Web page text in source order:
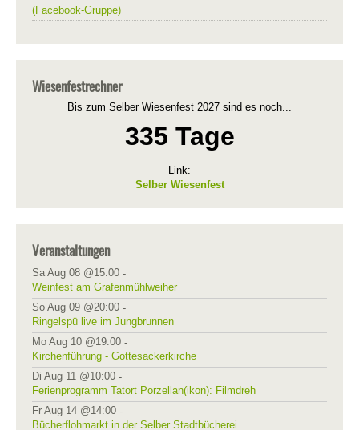
(Facebook-Gruppe)
Wiesenfestrechner
Bis zum Selber Wiesenfest 2027 sind es noch...
335 Tage
Link:
Selber Wiesenfest
Veranstaltungen
Sa Aug 08 @15:00 -
Weinfest am Grafenmühlweiher
So Aug 09 @20:00 -
Ringelspü live im Jungbrunnen
Mo Aug 10 @19:00 -
Kirchenführung - Gottesackerkirche
Di Aug 11 @10:00 -
Ferienprogramm Tatort Porzellan(ikon): Filmdreh
Fr Aug 14 @14:00 -
Bücherflohmarkt in der Selber Stadtbücherei